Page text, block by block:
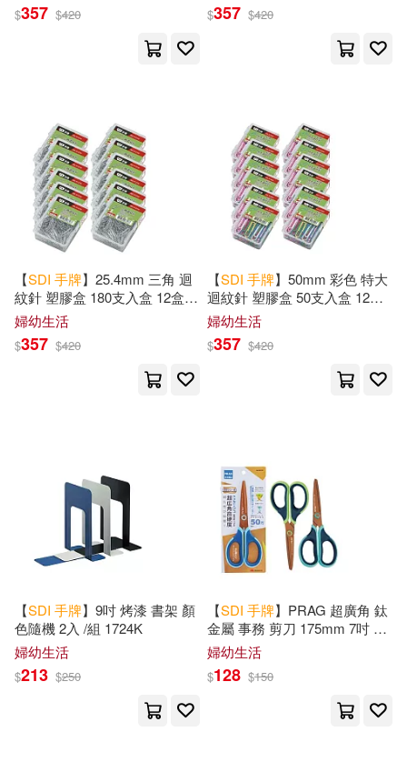
$357 $420 $357 $420
【SDI 手牌】25.4mm 三角 迴
紋針 塑膠盒 180支入盒 12盒/
組 0731H
婦幼生活
$357 $420
【SDI 手牌】50mm 彩色 特大
迴紋針 塑膠盒 50支入盒 12盒/
組 0795H
婦幼生活
$357 $420
【SDI 手牌】9吋 烤漆 書架 顏
色隨機 2入 /組 1724K
婦幼生活
$213 $250
【SDI 手牌】PRAG 超廣角 鈦
金屬 事務 剪刀 175mm 7吋 顏
色隨機 / 支 0927C
婦幼生活
$128 $150